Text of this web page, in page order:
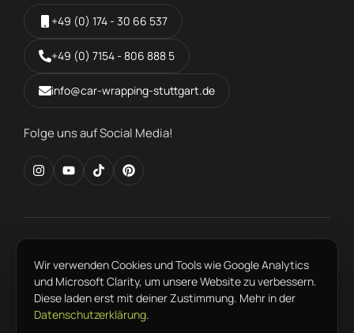
+49 (0) 174 - 30 66 537
+49 (0) 7154 - 806 888 5
info@car-wrapping-stuttgart.de
Folge uns auf Social Media!
FAHRZEUGFOLIERUNG IN DER REGION
LudwigsburgEsslingenWaiblingenFellbachSindelfingen
BöblingenHeilbronnReutlingenTübingenPforzheim
KontaktJobsFragen und Antworten
Wir verwenden Cookies und Tools wie Google Analytics
und Microsoft Clarity, um unsere Website zu verbessern.
Diese laden erst mit deiner Zustimmung. Mehr in der
Datenschutzerklärung.